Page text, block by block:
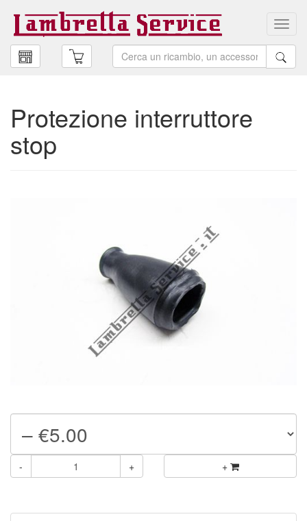
Protezione interruttore
stop
- + +